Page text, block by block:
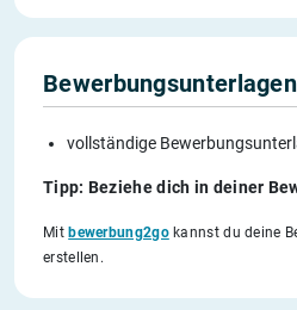
Bewerbungsunterlagen
vollständige
Tipp: Beziehe dich in deiner
Mit bewerbung2gokannst du deine
erstellen.